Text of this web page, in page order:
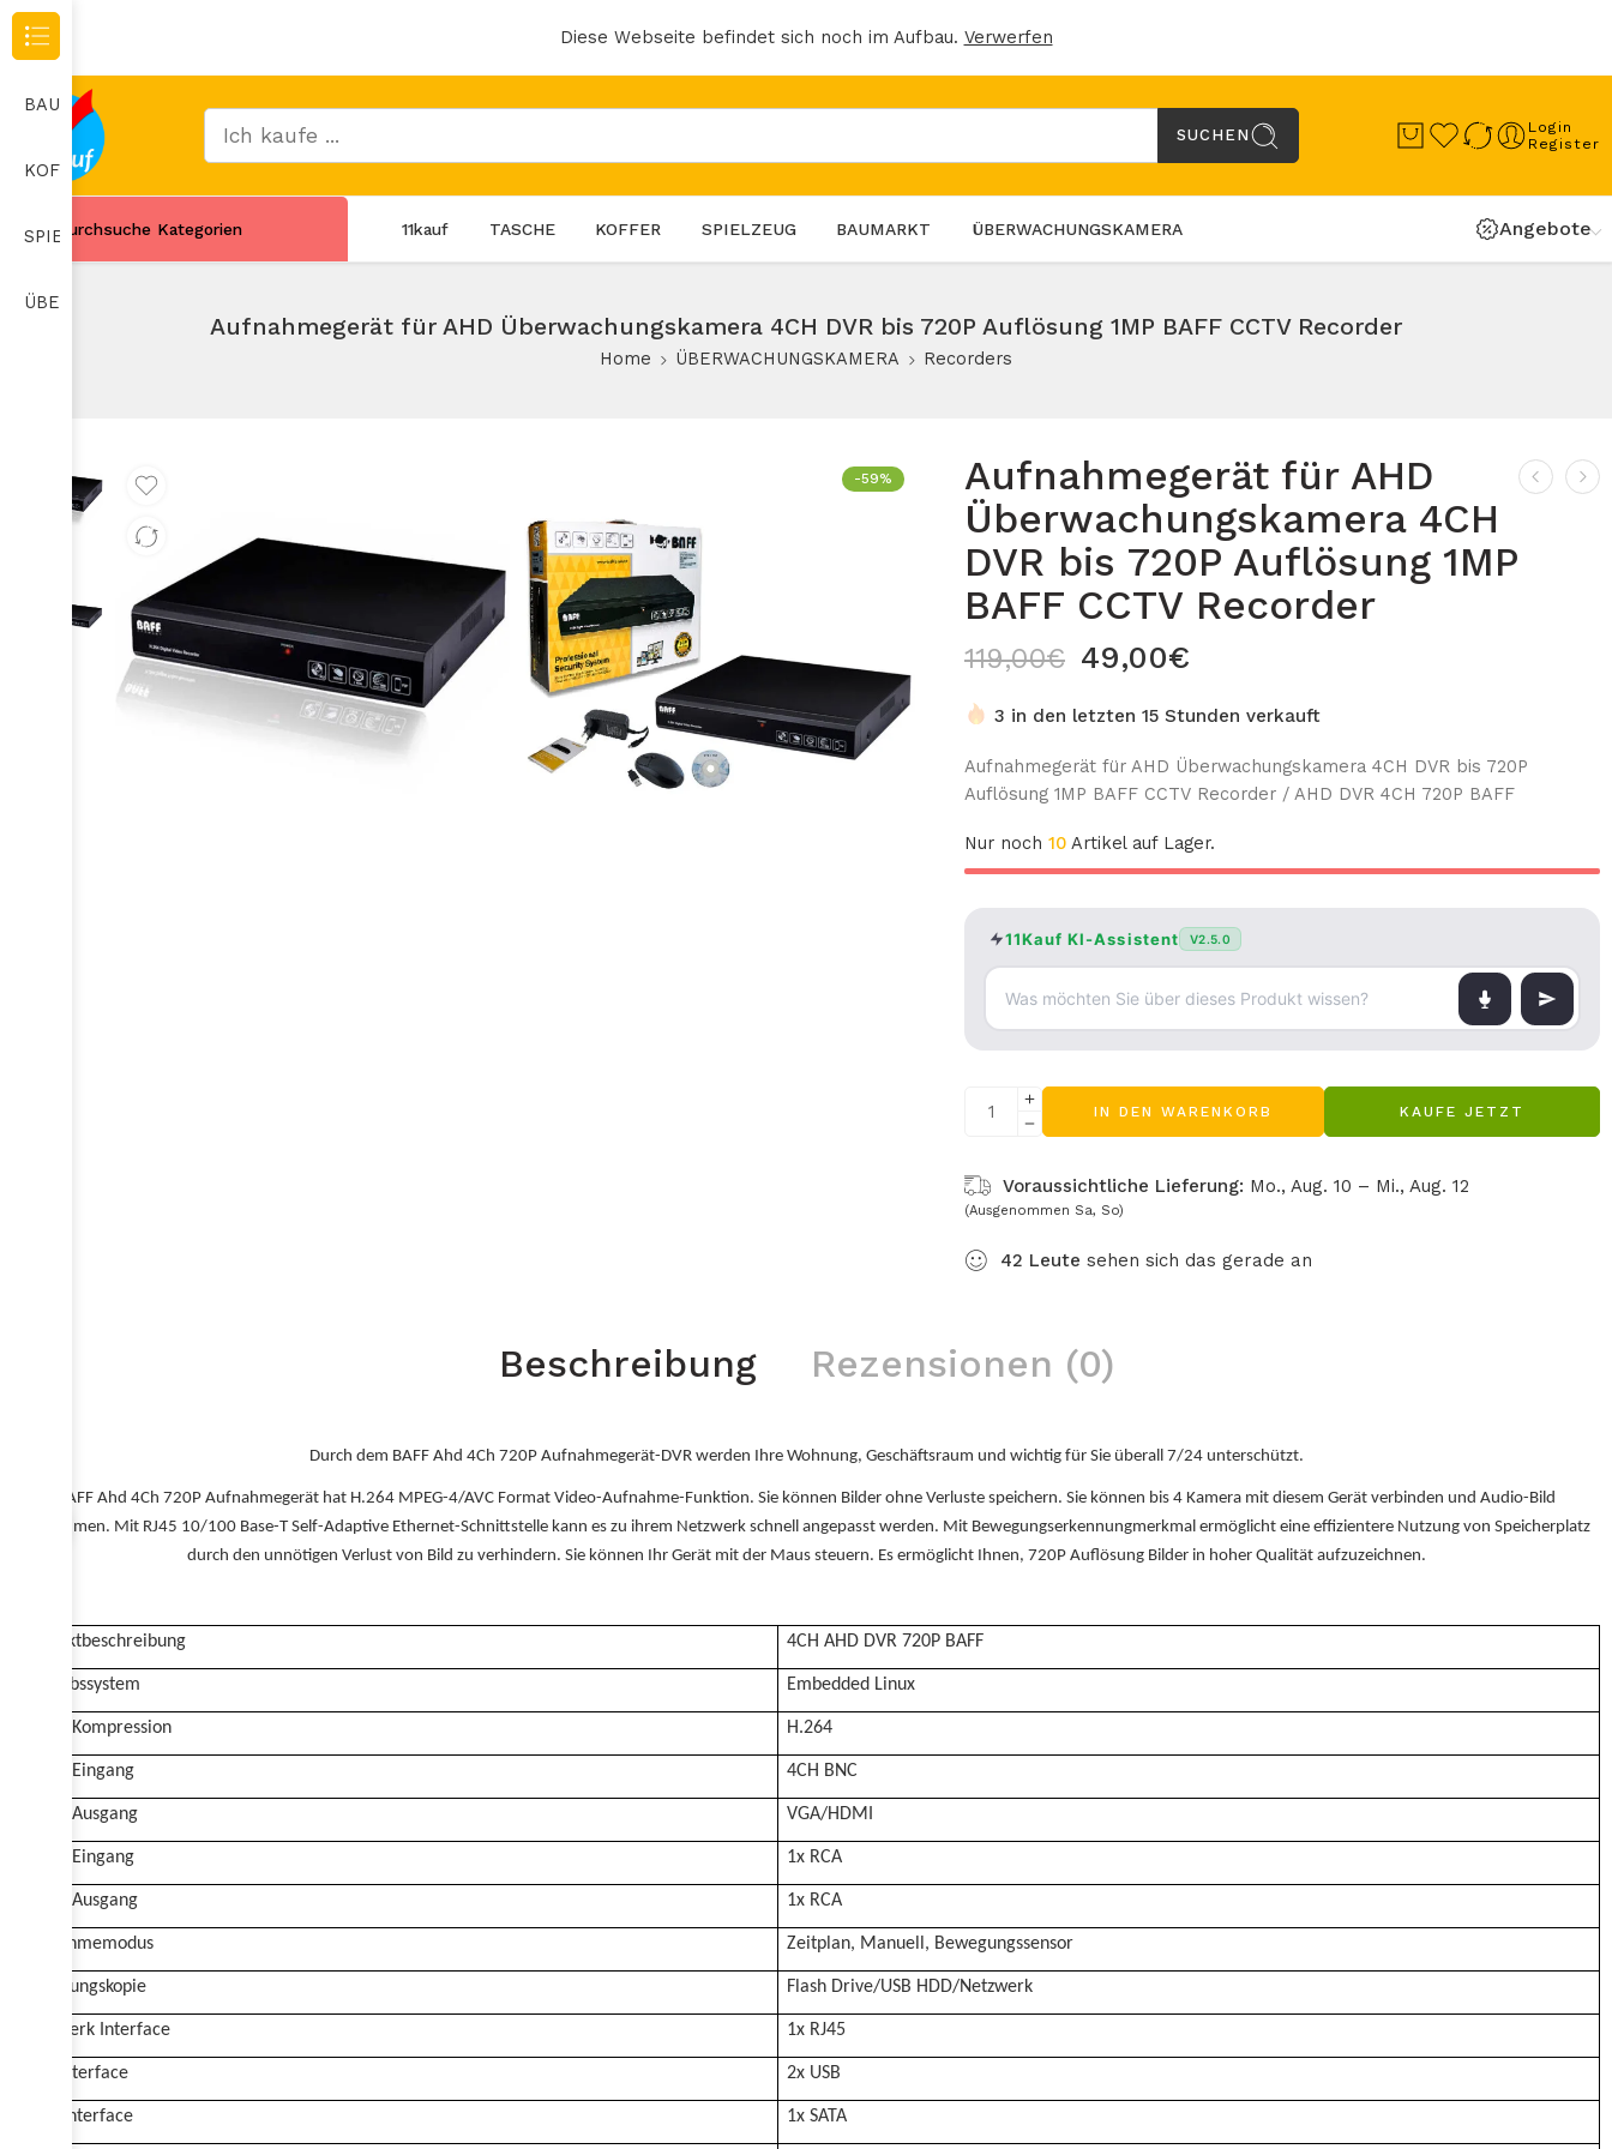
Diese Webseite befindet sich noch im Aufbau. Verwerfen
SUCHEN
Login
Register
Durchsuche Kategorien 11kauf TASCHE KOFFER SPIELZEUG BAUMARKT ÜBERWACHUNGSKAMERA Angebote
Aufnahmegerät für AHD Überwachungskamera 4CH DVR bis 720P Auflösung 1MP BAFF CCTV Recorder
Home ÜBERWACHUNGSKAMERA Recorders
-59%
Aufnahmegerät für AHD
Überwachungskamera 4CH
DVR bis 720P Auflösung 1MP
BAFF CCTV Recorder
119,00€ 49,00€
3 in den letzten 15 Stunden verkauft
Aufnahmegerät für AHD Überwachungskamera 4CH DVR bis 720P
Auflösung 1MP BAFF CCTV Recorder / AHD DVR 4CH 720P BAFF
Nur noch 10 Artikel auf Lager.
11Kauf KI-Assistent V2.5.0
IN DEN WARENKORB KAUFE JETZT
Voraussichtliche Lieferung: Mo., Aug. 10 – Mi., Aug. 12
(Ausgenommen Sa, So)
42 Leute sehen sich das gerade an
Beschreibung Rezensionen (0)
Durch dem BAFF Ahd 4Ch 720P Aufnahmegerät-DVR werden Ihre Wohnung, Geschäftsraum und wichtig für Sie überall 7/24 unterschützt.
BAFF Ahd 4Ch 720P Aufnahmegerät hat H.264 MPEG-4/AVC Format Video-Aufnahme-Funktion. Sie können Bilder ohne Verluste speichern. Sie können bis 4 Kamera mit diesem Gerät verbinden und Audio-Bild
aufnehmen. Mit RJ45 10/100 Base-T Self-Adaptive Ethernet-Schnittstelle kann es zu ihrem Netzwerk schnell angepasst werden. Mit Bewegungserkennungmerkmal ermöglicht eine effizientere Nutzung von Speicherplatz
durch den unnötigen Verlust von Bild zu verhindern. Sie können Ihr Gerät mit der Maus steuern. Es ermöglicht Ihnen, 720P Auflösung Bilder in hoher Qualität aufzuzeichnen.
Produktbeschreibung 4CH AHD DVR 720P BAFF
Betriebssystem Embedded Linux
Video-Kompression H.264
Video-Eingang 4CH BNC
Video-Ausgang VGA/HDMI
Audio-Eingang 1x RCA
Audio-Ausgang 1x RCA
Aufnahmemodus Zeitplan, Manuell, Bewegungssensor
Sicherungskopie Flash Drive/USB HDD/Netzwerk
Netzwerk Interface 1x RJ45
USB Interface 2x USB
HDD Interface 1x SATA
BAUMARKT
KOFFER
SPIELZEUG
ÜBERWACHUNGSKAMERA